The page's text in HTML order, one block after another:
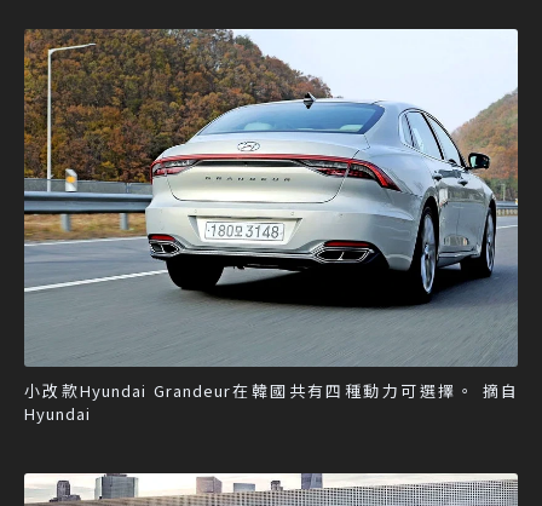
小改款Hyundai Grandeur在韓國共有四種動力可選擇。 摘自
Hyundai